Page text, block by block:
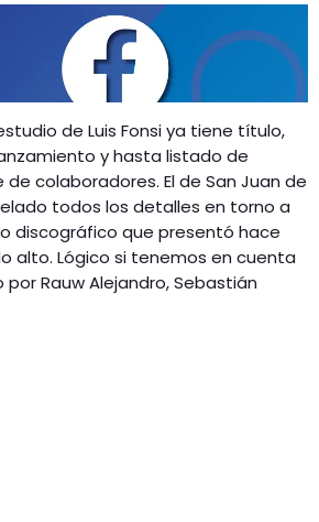
de Luis Fonsi ya tiene título,
y hasta listado de
colaboradores. El de San Juan de
todos los detalles en torno a
discográfico que presentó hace
alto. Lógico si tenemos en cuenta
Rauw Alejandro, Sebastián